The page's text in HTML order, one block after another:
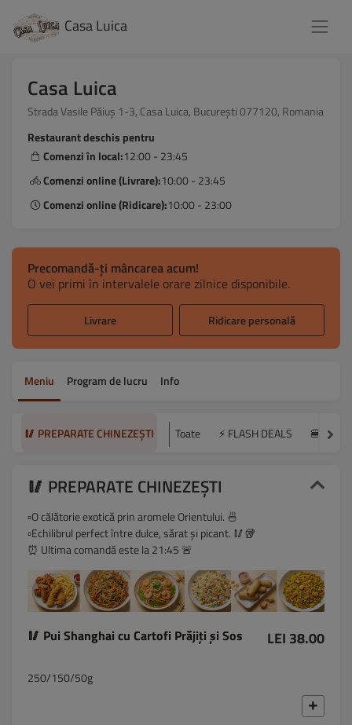
Casa Luica
Casa Luica
Strada Vasile Păiuș 1-3, Casa Luica, București 077120, Romania
Restaurant deschis pentru
Comenzi în local:12:00 - 23:45
Comenzi online (Livrare):10:00 - 23:45
Comenzi online (Ridicare):10:00 - 23:00
Precomandă-ți mâncarea acum!
O vei primi în intervalele orare zilnice disponibile.
Livrare Ridicare personală
Meniu Program de lucru Info
🥢 PREPARATE CHINEZEȘTI Toate ⚡ FLASH DEALS 🍔
🥢 PREPARATE CHINEZEȘTI
▫️O călătorie exotică prin aromele Orientului. 🍜
▫️Echilibrul perfect între dulce, sărat și picant. 🥢🥡
⏰ Ultima comandă este la 21:45 🚨
🥢 Pui Shanghai cu Cartofi Prăjiți și Sos LEI 38.00
250/150/50g